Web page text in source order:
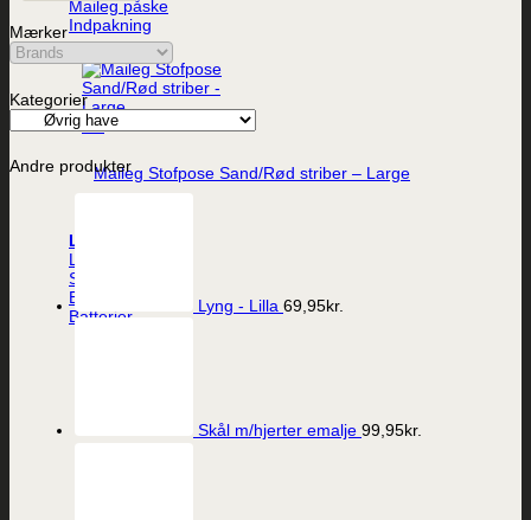
Maileg påske
Indpakning
Vis
Maileg Stofpose Sand/Rød striber – Large
Lys
LED-lys
Stearinlys
Ester og Erik lys
Batterier
Mærker
Kategorier
Andre produkter
Lyng - Lilla 69,95kr.
Skål m/hjerter emalje 99,95kr.